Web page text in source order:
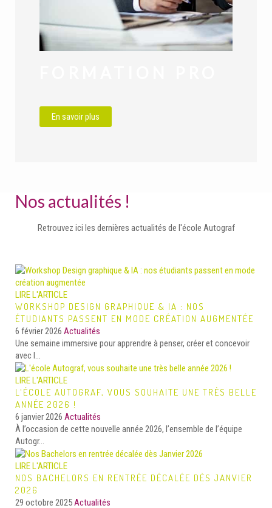
En savoir plus
Nos actualités !
Retrouvez ici les dernières actualités de l'école Autograf
LIRE L'ARTICLE
WORKSHOP DESIGN GRAPHIQUE & IA : NOS
ÉTUDIANTS PASSENT EN MODE CRÉATION AUGMENTÉE
6 février 2026 Actualités
Une semaine immersive pour apprendre à penser, créer et concevoir
avec l...
LIRE L'ARTICLE
L'ÉCOLE AUTOGRAF, VOUS SOUHAITE UNE TRÈS BELLE
ANNÉE 2026 !
6 janvier 2026 Actualités
À l’occasion de cette nouvelle année 2026, l’ensemble de l’équipe
Autogr...
LIRE L'ARTICLE
NOS BACHELORS EN RENTRÉE DÉCALÉE DÈS JANVIER
2026
29 octobre 2025Actualités